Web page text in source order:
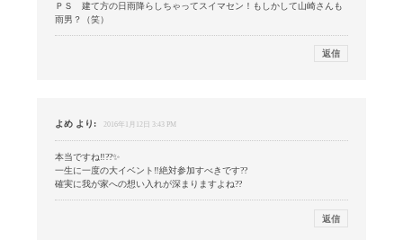
ＰＳ 建て方の日雨降らしちゃってスイマセン！もしかして山崎さんも
雨男？（笑）
返信
よめ より: 2016年1月12日 3:43 PM
本当ですね‼︎??✨
一生に一度の大イベント‼︎絶対参加すべきです??
確実に我が家への想い入れが深まりますよね??
返信